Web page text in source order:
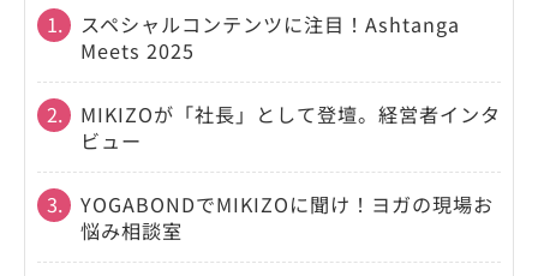
1.
スペシャルコンテンツに注目！Ashtanga
Meets 2025
2.
MIKIZOが「社長」として登壇。経営者インタ
ビュー
3.
YOGABONDでMIKIZOに聞け！ヨガの現場お
悩み相談室